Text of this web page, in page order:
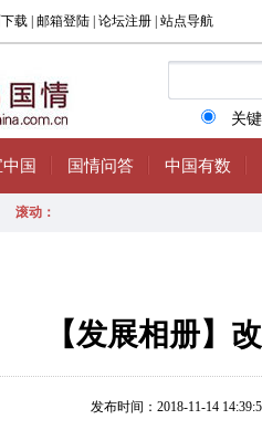
【发展相册】
发布时间：2018-11-14